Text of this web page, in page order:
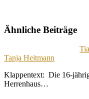
Ähnliche Beiträge
Tanja Heitmann
Klappentext: Die 16-
Herrenhaus…